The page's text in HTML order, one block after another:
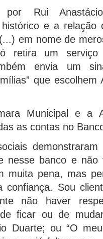
por Rui
e a relação
em nome de
retira um
envia um
que escolhem
Municipal e a
as contas no
nesse banco e não
muita pena, mas
confiança. Sou
não haver
ficar ou de
Duarte; ou “O